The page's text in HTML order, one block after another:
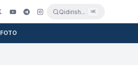
Qidirish... ⌘K
FOTO